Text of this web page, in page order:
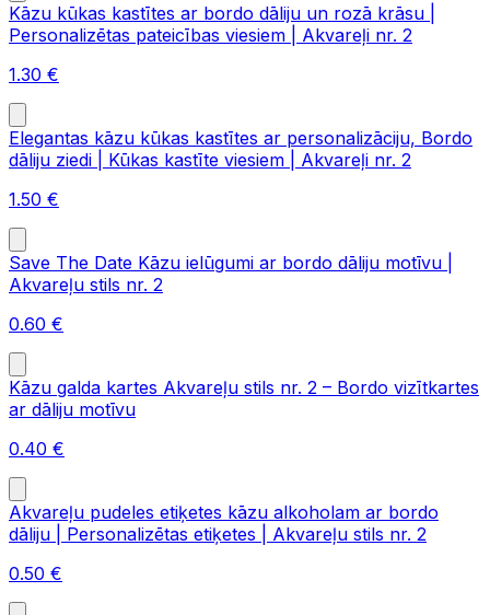
Kāzu kūkas kastītes ar bordo dāliju un rozā krāsu |
Personalizētas pateicības viesiem | Akvareļi nr. 2
1.30 €
Elegantas kāzu kūkas kastītes ar personalizāciju, Bordo
dāliju ziedi | Kūkas kastīte viesiem | Akvareļi nr. 2
1.50 €
Save The Date Kāzu ielūgumi ar bordo dāliju motīvu |
Akvareļu stils nr. 2
0.60 €
Kāzu galda kartes Akvareļu stils nr. 2 – Bordo vizītkartes
ar dāliju motīvu
0.40 €
Akvareļu pudeles etiķetes kāzu alkoholam ar bordo
dāliju | Personalizētas etiķetes | Akvareļu stils nr. 2
0.50 €